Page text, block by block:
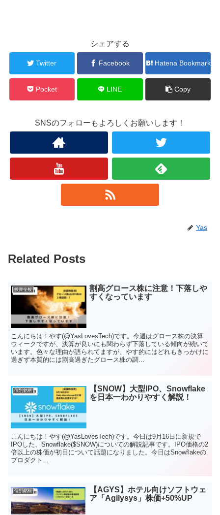
シェアする
Twitter Facebook Hatena Bookmark
Pocket LINE Copy
SNSのフォローもよろしくお願いします！
Yas
Related Posts
投資全般
割高グロース株に注意！下落しや
すくなっています
こんにちは！やす(@YasLovesTech)です。今週はグロース株の決算
ウィークですが、決算が良いにも関わらず下落している傾向が続いて
います。色々な理由が語られてますが、やす的にはどれもきっかけに
過ぎず本質的には割高過ぎたグロース株の調...
個別銘柄
【SNOW】大型IPO、Snowflake
を日本一わかりやすく解説！
こんにちは！やす(@YasLovesTech)です。今日は9月16日に新規で
IPOした、Snowflake($SNOW)についての解説記事です。IPO価格の2
倍以上の株価が初日について話題になりました。今日はSnowflakeの
プロダクト...
個別銘柄
【AGYS】ホテル向けソフトウェ
ア「Agilysys」株価+50%UP